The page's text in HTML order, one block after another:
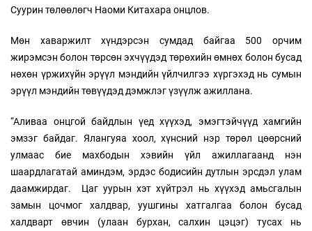
Суурин төлөөлөгч Наоми Китахара онцлов.
Мөн хаваржилт хүндэрсэн сумдад байгаа 500 орчим
жирэмсэн болон төрсөн эхчүүдэд төрөхийн өмнөх болон бусад
нөхөн үржихүйн эрүүл мэндийн үйлчилгээ хүргэхэд нь сумын
эрүүл мэндийн төвүүдэд дэмжлэг үзүүлж ажиллана.
“Аливаа онцгой байдлын үед хүүхэд, эмэгтэйчүүд хамгийн
эмзэг байдаг. Ялангуяа хоол, хүнсний нэр төрөл цөөрсний
улмаас бие махбодын хэвийн үйл ажиллагаанд нэн
шаардлагатай аминдэм, эрдэс бодисийн дутлын эрсдэл улам
даамжирдаг. Цаг уурын хэт хүйтрэл нь хүүхэд амьсгалын
замын цочмог халдвар, уушгины хатгалгаа болон бусад
халдварт өвчин (улаан бурхан, салхин цэцэг) тусах нь